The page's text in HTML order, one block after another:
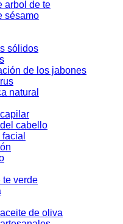
arbol de te
sésamo
sólidos
de los jabones
natural
cabello
te verde
de oliva